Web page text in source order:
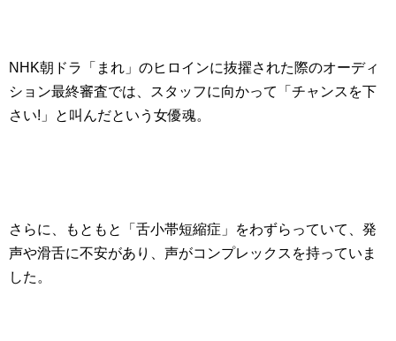
NHK朝ドラ「まれ」のヒロインに抜擢された際のオーディ
ション最終審査では、スタッフに向かって「チャンスを下
さい!」と叫んだという女優魂。
さらに、もともと「舌小帯短縮症」をわずらっていて、発
声や滑舌に不安があり、声がコンプレックスを持っていま
した。